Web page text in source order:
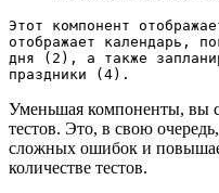
Этот компонент
отображает календарь,
дня (2), а также
праздники (4).
Уменьшая компоненты, вы
тестов. Это, в свою
сложных ошибок и
количестве тестов.